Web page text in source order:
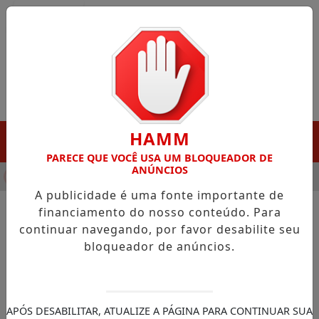
DESTAQUE EM PORTO GRANDE COM ATUAÇÃO VOLTADA
NOTÍCIAS/NOTÍCIAS LOCAL
Acácio Favacho destaca ações
habitação no Amapá
HAMM
PARECE QUE VOCÊ USA UM BLOQUEADOR DE
ANÚNCIOS
A publicidade é uma fonte importante de
financiamento do nosso conteúdo. Para
continuar navegando, por favor desabilite seu
bloqueador de anúncios.
APÓS DESABILITAR, ATUALIZE A PÁGINA PARA CONTINUAR SUA